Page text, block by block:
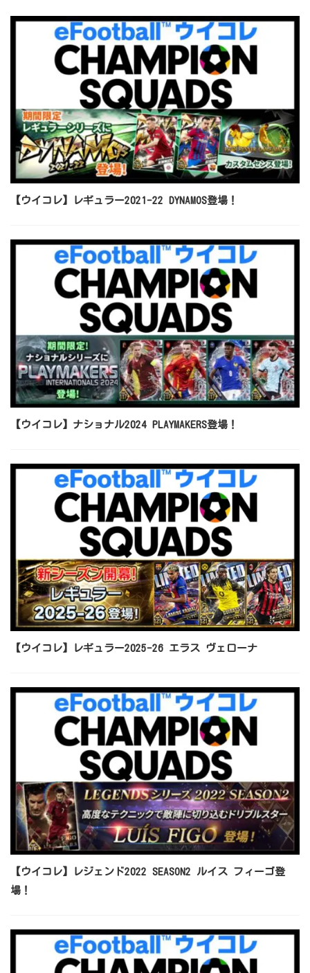
【ウイコレ】レギュラー2021-22 DYNAMOS登場！
【ウイコレ】ナショナル2024 PLAYMAKERS登場！
【ウイコレ】レギュラー2025-26 エラス ヴェローナ
【ウイコレ】レジェンド2022 SEASON2 ルイス フィーゴ登
場！